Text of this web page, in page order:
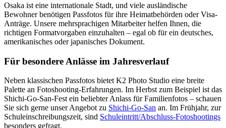
Osaka ist eine internationale Stadt, und viele ausländische
Bewohner benötigen Passfotos für ihre Heimatbehörden oder Visa-
Anträge. Unsere mehrsprachigen Mitarbeiter helfen Ihnen, die
richtigen Formatvorgaben einzuhalten – egal ob für ein deutsches,
amerikanisches oder japanisches Dokument.
Für besondere Anlässe im Jahresverlauf
Neben klassischen Passfotos bietet K2 Photo Studio eine breite
Palette an Fotoshooting-Erfahrungen. Im Herbst zum Beispiel ist das
Shichi-Go-San-Fest ein beliebter Anlass für Familienfotos – schauen
Sie sich gerne unser Angebot zu Shichi-Go-San an. Im Frühjahr, zur
Schuleinschreibungszeit, sind Schuleintritt/Abschluss-Fotoshootings
besonders gefragt.